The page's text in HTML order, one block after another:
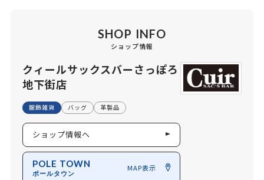
SHOP INFO
ショップ情報
クィールサックスバーさっぽろ
地下街店
服飾雑貨 バッグ 革製品
ショップ情報へ
POLE TOWN
ポールタウン
MAP表示